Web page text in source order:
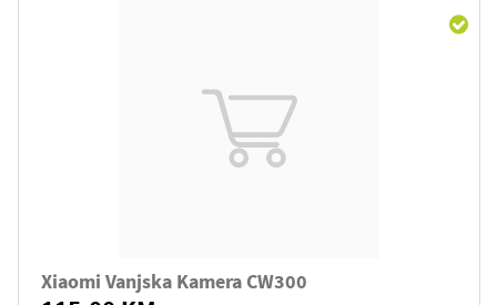
Xiaomi Vanjska Kamera CW300